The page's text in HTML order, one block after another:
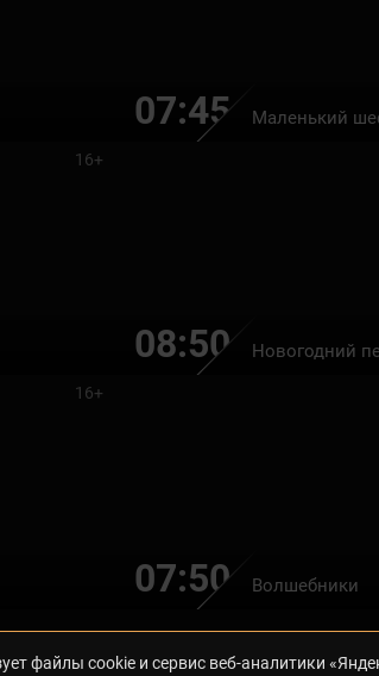
07:45 Маленький
16+
08:50 Новогодний
16+
07:50 Волшебники
файлы cookie и сервис веб-аналитики